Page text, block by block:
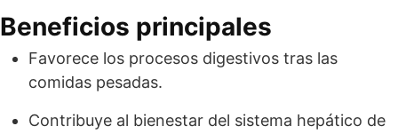
Beneficios principales
Favorece los procesos digestivos tras las
comidas pesadas.
Contribuye al bienestar del sistema hepático de